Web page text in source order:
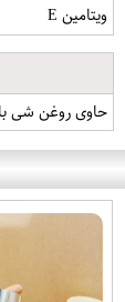
ویتامین E
حاوی روغن شی